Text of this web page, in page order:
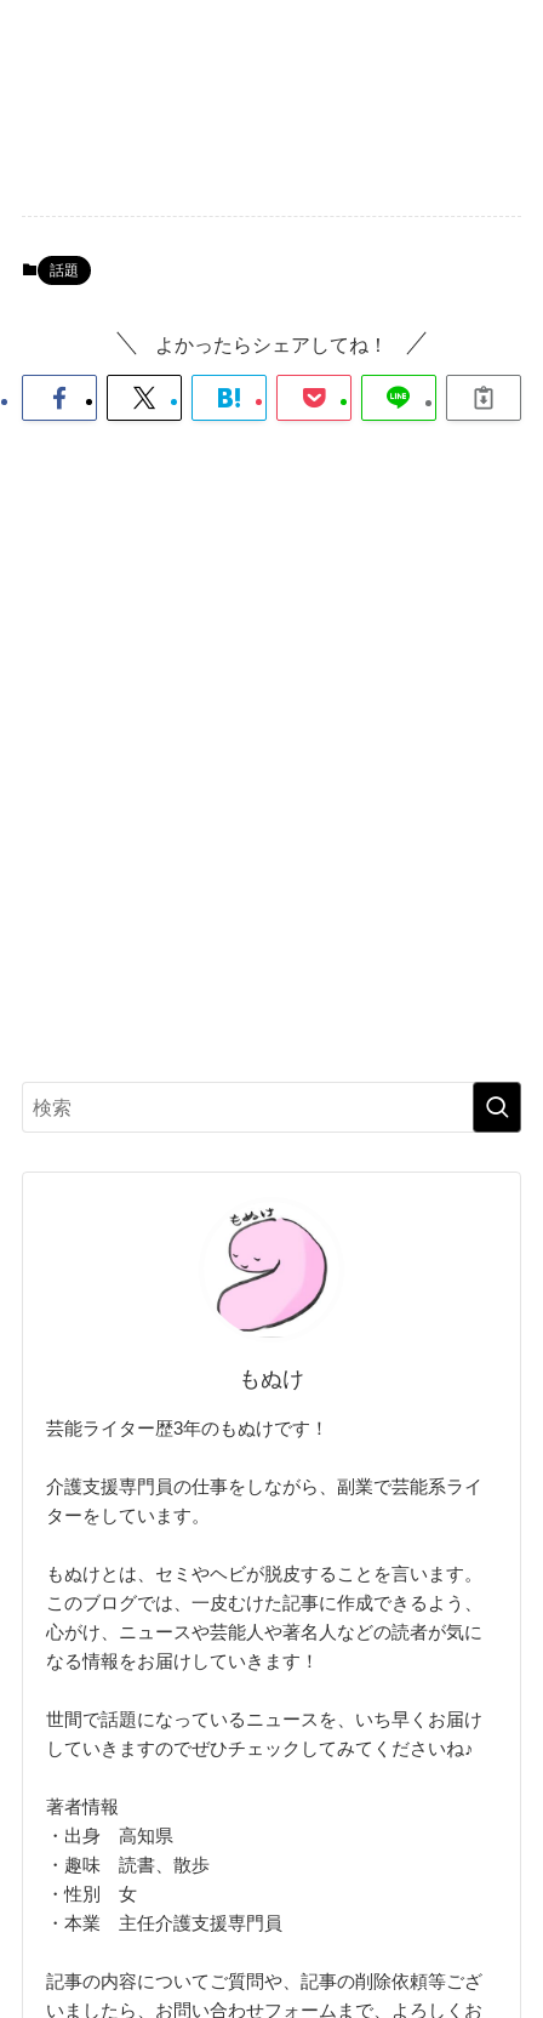
話題
よかったらシェアしてね！
もぬけ
芸能ライター歴3年のもぬけです！
介護支援専門員の仕事をしながら、副業で芸能系ライ
ターをしています。
もぬけとは、セミやヘビが脱皮することを言います。
このブログでは、一皮むけた記事に作成できるよう、
心がけ、ニュースや芸能人や著名人などの読者が気に
なる情報をお届けしていきます！
世間で話題になっているニュースを、いち早くお届け
していきますのでぜひチェックしてみてくださいね♪
著者情報
・出身 高知県
・趣味 読書、散歩
・性別 女
・本業 主任介護支援専門員
記事の内容についてご質問や、記事の削除依頼等ござ
いましたら、お問い合わせフォームまで、よろしくお